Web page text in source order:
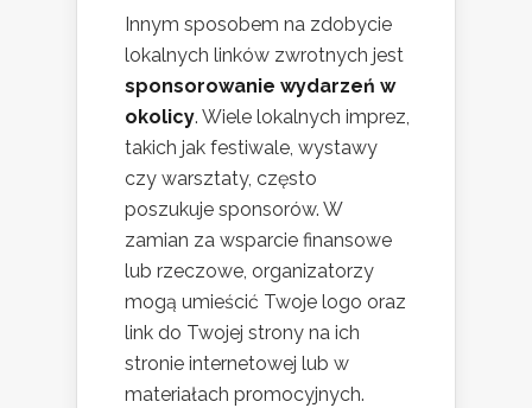
Innym sposobem na zdobycie
lokalnych linków zwrotnych jest
sponsorowanie wydarzeń w
okolicy. Wiele lokalnych imprez,
takich jak festiwale, wystawy
czy warsztaty, często
poszukuje sponsorów. W
zamian za wsparcie finansowe
lub rzeczowe, organizatorzy
mogą umieścić Twoje logo oraz
link do Twojej strony na ich
stronie internetowej lub w
materiałach promocyjnych.